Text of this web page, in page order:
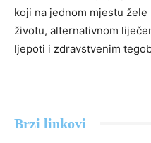
koji na jednom mjestu
životu, alternativnom
ljepoti i zdravstvenim
Brzi linkovi